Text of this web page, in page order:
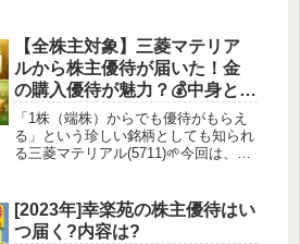
ル商品となっています。保有株数によ
り金額が変わります。100株以上...
【全株主対象】三菱マテリア
ルから株主優待が届いた！金
の購入優待が魅力？💰中身と変
更点を解説
「1株（端株）からでも優待がもらえ
る」という珍しい銘柄としても知られ
る三菱マテリアル(5711)🌱今回は、実
など）について、分かりやすく紹介し
ていきます。1. 三菱マテリア...
[2023年]幸楽苑の株主優待はい
つ届く?内容は?